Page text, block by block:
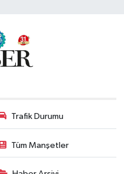
Trafik Durumu
Tüm Manşetler